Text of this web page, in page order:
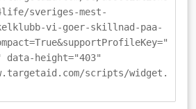
sveriges-mest-
vi-goer-skillnad-paa-
data-height="403"
scripts/widget.